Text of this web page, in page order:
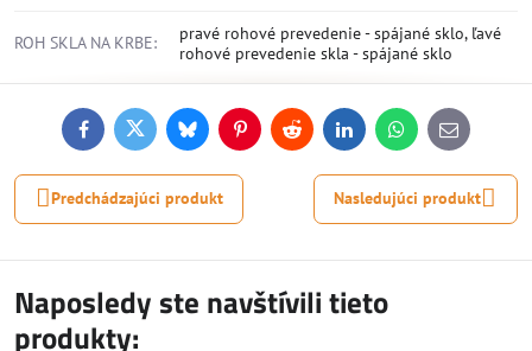
ROH SKLA NA KRBE:
pravé rohové prevedenie - spájané sklo, ľavé
rohové prevedenie skla - spájané sklo
FacebookTwitterBlueskyPinterestReddit LinkedInWhatsApp
E-
mail
Predchádzajúci produkt Nasledujúci produkt
Naposledy ste navštívili tieto
produkty: